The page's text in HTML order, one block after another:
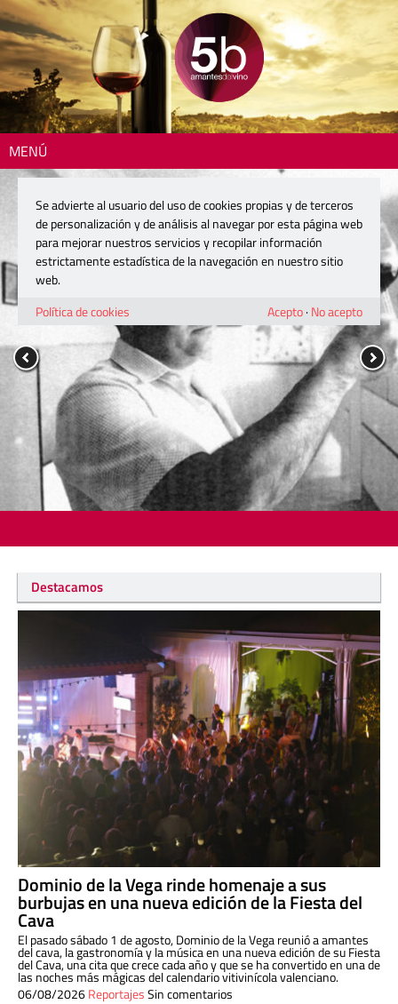
MENÚ
Destacamos
Dominio de la Vega rinde homenaje a sus
burbujas en una nueva edición de la Fiesta del
Cava
El pasado sábado 1 de agosto, Dominio de la Vega reunió a amantes
del cava, la gastronomía y la música en una nueva edición de su Fiesta
del Cava, una cita que crece cada año y que se ha convertido en una de
las noches más mágicas del calendario vitivinícola valenciano.
06/08/2026ReportajesSin comentarios
Se advierte al usuario del uso de cookies propias y de terceros
de personalización y de análisis al navegar por esta página web
para mejorar nuestros servicios y recopilar información
estrictamente estadística de la navegación en nuestro sitio
web.
Política de cookies
Acepto· No acepto